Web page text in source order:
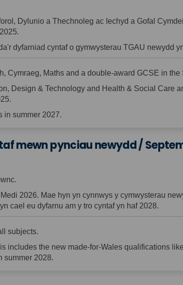
Dylunio a Thechnoleg ac Iechyd a Gofal
dyfarniad cyntaf o gymwysterau TGAU newydd
Cymraeg, Maths and a double-award GCSE in the
Design & Technology and Health & Social Care
in summer 2027.
mewn pynciau newydd /
2026. Mae hyn yn cynnwys y cymwysterau
cael eu dyfarnu am y tro cyntaf yn haf 2028.
subjects.
includes the new made-for-Wales qualifications
summer 2028.